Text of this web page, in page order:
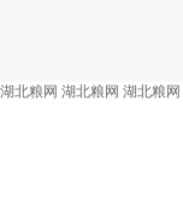
湖北粮网 湖北粮网 湖北粮网